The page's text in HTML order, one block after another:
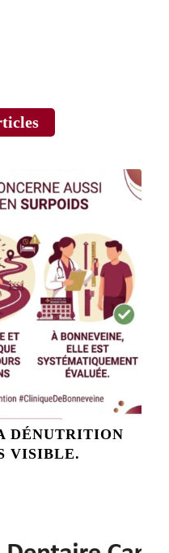
DÉNUTRITION
VISIBLE.